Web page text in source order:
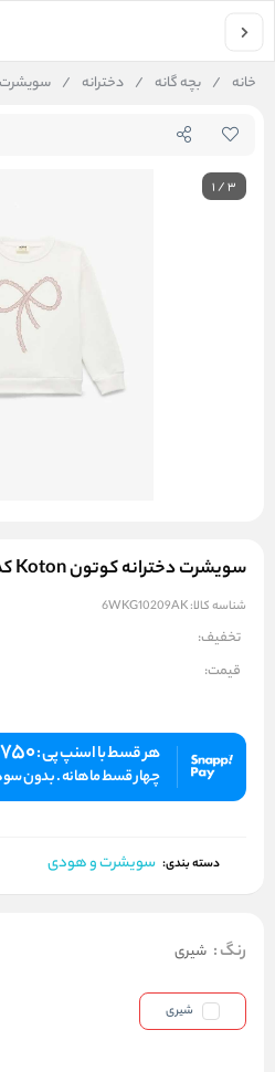
خانه / بچه گانه / دخترانه /
1/3
سویشرت دخترانه کوتون Koton کد 6WKG10209AK
شناسه کالا:6WKG10209AK
تخفیف:
قیمت:
هر قسط با اسنپ پی :
چهار قسط ماهانه . بدون
دسته بندی: سویشرت و هودی
رنگ: شیری
شیری